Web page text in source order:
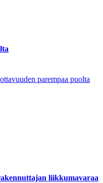
parempaa puolta
liikkumavaraa